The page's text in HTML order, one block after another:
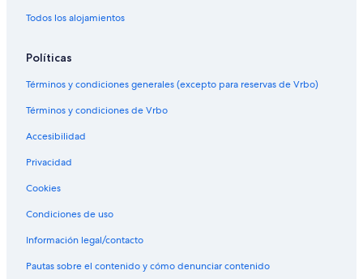
Todos los alojamientos
Políticas
Términos y condiciones generales (excepto para reservas de Vrbo)
Términos y condiciones de Vrbo
Accesibilidad
Privacidad
Cookies
Condiciones de uso
Información legal/contacto
Pautas sobre el contenido y cómo denunciar contenido